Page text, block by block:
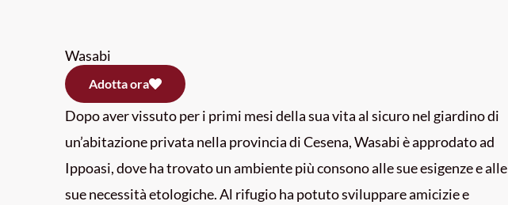
Wasabi
Adotta ora
Dopo aver vissuto per i primi mesi della sua vita al sicuro nel giardino di
un’abitazione privata nella provincia di Cesena, Wasabi è approdato ad
Ippoasi, dove ha trovato un ambiente più consono alle sue esigenze e alle
sue necessità etologiche. Al rifugio ha potuto sviluppare amicizie e